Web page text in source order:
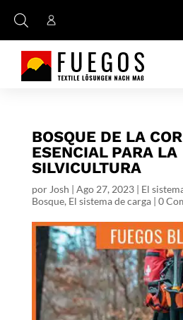
BOSQUE DE LA
ESENCIAL PARA LA
SILVICULTURA
por Josh | Ago 27, 2023| El
Bosque, El sistema de carga| 0